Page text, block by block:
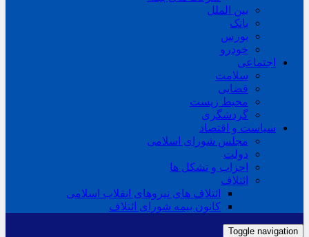
بین الملل
بانک
بورس
خودرو
اجتماعی
سلامت
قضایی
محیط زیست
گردشگری
سیاست و اقتصاد
مجلس شورای اسلامی
دولت
احزاب و تشکل ها
ائتلاف
ائتلاف های نیروهای انقلاب اسلامی
کانون بیمه شورای ائتلاف
Toggle navigation